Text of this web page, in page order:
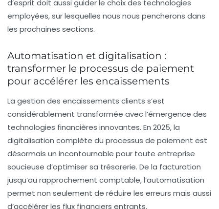
d’esprit doit aussi guider le choix des technologies
employées, sur lesquelles nous nous pencherons dans
les prochaines sections.
Automatisation et digitalisation :
transformer le processus de paiement
pour accélérer les encaissements
La gestion des encaissements clients s’est
considérablement transformée avec l’émergence des
technologies financières innovantes. En 2025, la
digitalisation complète du processus de paiement est
désormais un incontournable pour toute entreprise
soucieuse d’optimiser sa trésorerie. De la facturation
jusqu’au rapprochement comptable, l’automatisation
permet non seulement de réduire les erreurs mais aussi
d’accélérer les flux financiers entrants.